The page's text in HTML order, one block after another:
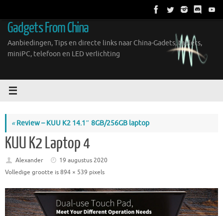
inhoud
Gadgets From China
Aanbiedingen, Tips en directe links naar China-Gadets, tablets,
miniPC, telefoon en LED verlichting
«Review – KUU K2 14.1″ 8GB/256GB laptop
KUU K2 Laptop 4
Alexander
19 augustus 2020
Volledige grootte is894 × 539 pixels